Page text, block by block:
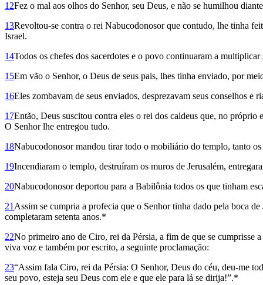
12Fez o mal aos olhos do Senhor, seu Deus, e não se humilhou
13Revoltou-se contra o rei Nabuco­donosor que contudo, lhe tinha
Israel.
14Todos os chefes dos sacerdotes e o povo continuaram a
15Em vão o Senhor, o Deus de seus pais, lhes tinha enviado, por
16Eles zombavam de seus enviados, desprezavam seus conselhos e
17Então, Deus suscitou contra eles o rei dos caldeus que, no
O Senhor lhe entregou tudo.
18Nabucodonosor mandou tirar todo o mobiliário do templo, tanto
19Incendiaram o templo, destruíram os muros de Jerusalém,
20Nabucodonosor deportou para a Babilônia todos os que tinham
21 Assim se cumpria a profecia que o Senhor tinha dado pela boca
completaram setenta anos.*
22No primeiro ano de Ciro, rei da Pérsia, a fim de que se cumprisse
viva voz e também por escrito, a seguinte proclamação:
23“Assim fala Ciro, rei da Pérsia: O Senhor, Deus do céu, deu-me
seu povo, esteja seu Deus com ele e que ele para lá se dirija!”.*